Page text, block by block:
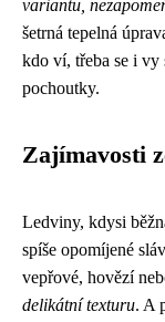
variantu,
šetrná tepelná
kdo ví, třeba se i vy
pochoutky.
Zajímavosti
Ledviny, kdysi
spíše opomíjené
vepřové, hovězí
delikátní texturu. A